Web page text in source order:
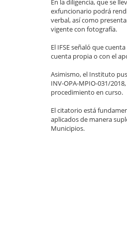
En la diligencia, que se
exfuncionario podrá
verbal, así como
vigente con fotografía.
El IFSE señaló que
cuenta propia o con el
Asimismo, el Instituto
INV-OPA-MPIO-031/
procedimiento en curso.
El citatorio está
aplicados de manera
Municipios.